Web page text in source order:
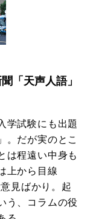
「天声人語」
学試験にも出題
。だが実のとこ
は程遠い中身も
上から目線
見ばかり。起
う、コラムの役